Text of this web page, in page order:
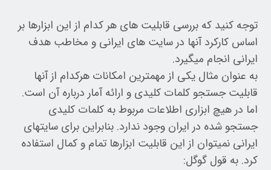
توجه کنید که بررسی قابلیت های هر کدام از این ابزارها بر
اساس کارکرد آنها در سایت های ایرانی و مخاطب هدف
ایرانی انجام میگیرد.
به عنوان مثال یکی از مهمترین امکانات هرکدام از آنها
قابلیت جستجو کلمات کلیدی و ارائه آمار درباره آن است.
اما در هیچ ابزاری اطلاعات مربوط به کلمات کلیدی
جستجو شده در ایران وجود ندارد. بنابراین برای سایتهای
ایرانی نمیتوان از این قابلیت ابزارها تمام و کمال استفاده
کرد. به قول گوگل: